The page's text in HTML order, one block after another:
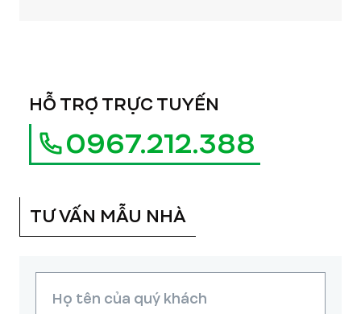
HỖ TRỢ TRỰC TUYẾN
0967.212.388
TƯ VẤN MẪU NHÀ